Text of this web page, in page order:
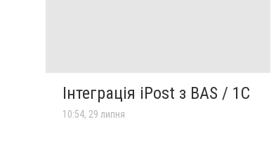
Інтеграція iPost з BAS / 1C
10:54, 29 липня